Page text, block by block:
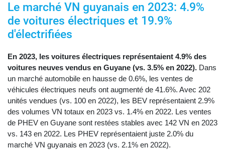
Le marché VN guyanais en 2023: 4.9%
de voitures électriques et 19.9%
d'électrifiées
En 2023, les voitures électriques représentaient 4.9% des
voitures neuves vendus en Guyane (vs. 3.5% en 2022). Dans
un marché automobile en hausse de 0.6%, les ventes de
véhicules électriques neufs ont augmenté de 41.6%. Avec 202
unités vendues (vs. 100 en 2022), les BEV représentaient 2.9%
des volumes VN totaux en 2023 vs. 1.4% en 2022. Les ventes
de PHEV en Guyane sont restées stables avec 142 VN en 2023
vs. 143 en 2022. Les PHEV représentaient juste 2.0% du
marché VN guyanais en 2023 (vs. 2.1% en 2022).